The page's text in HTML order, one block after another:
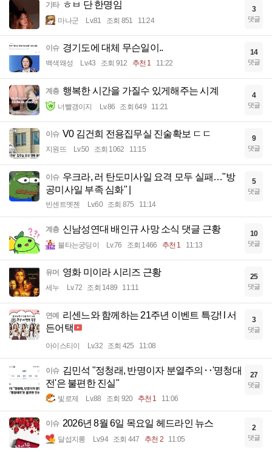
기타 ㅎㅂ 단 한명임
마나군 Lv.81 조회 851 11:24
3
댓글
이슈 경기도에 대체 무슨일이..
백색왜성 Lv.43 조회 912 추천 1 11:22
14
댓글
계층 행복한 시간을 가질수 있게해주는 시계
너빨갱이지 Lv.86 조회 649 11:21
4
댓글
이슈 V0 김건희 전용집무실 진술확보 ㄷㄷ
지원뜨 Lv.50 조회 1062 11:15
9
댓글
이슈 우크라, 러 탄도미사일 요격 모두 실패…"방
공미사일 부족 심화" |
빈센트멧젠 Lv.60 조회 875 11:14
5
댓글
계층 신남성연대 배인규 사망 소식 댓글 근황
불타는궁딩이 Lv.76 조회 1466 추천 1 11:13
10
댓글
유머 영화 미이라 시리즈 근황
세누 Lv.72 조회 1489 11:11
25
댓글
연예 리센느와 함께하는 21주년 이벤트 특강! l 서
든어택
아이스티이 Lv.32 조회 425 11:08
3
댓글
이슈 김민석 "정청래, 반명이자 분열주의‥'명청대
전'은 불편한 진실"
빛로제 Lv.88 조회 920 추천 1 11:06
27
댓글
이슈 2026년 8월 6일 목요일 헤드라인 뉴스
달섭지롱 Lv.94 조회 447 추천 2 11:05
2
댓글